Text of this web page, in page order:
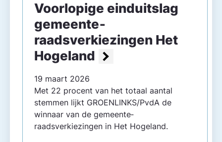
Voorlopige einduitslag
gemeente­
raadsverkiezingen Het
Hogeland
19 maart 2026
Met 22 procent van het totaal aantal
stemmen lijkt GROENLINKS/PvdA de
winnaar van de gemeente­
raadsverkiezingen in Het Hogeland.